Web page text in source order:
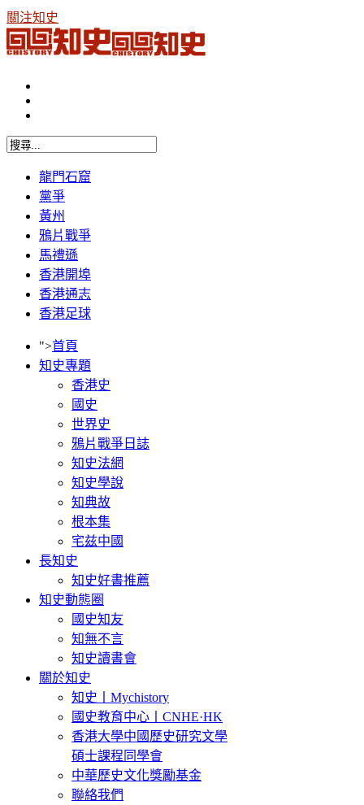
關注知史
龍門石窟
黨爭
黃州
鴉片戰爭
馬禮遜
香港開埠
香港通志
香港足球
">首頁
知史專題
香港史
國史
世界史
鴉片戰爭日誌
知史法網
知史學說
知典故
根本集
宅兹中國
長知史
知史好書推薦
知史動態圈
國史知友
知無不言
知史讀書會
關於知史
知史丨Mychistory
國史教育中心丨CNHE·HK
香港大學中國歷史研究文學
碩士課程同學會
中華歷史文化獎勵基金
聯絡我們